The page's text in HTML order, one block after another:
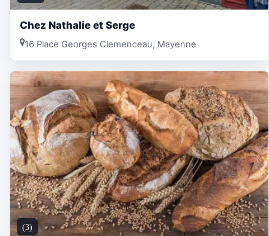
Chez Nathalie et Serge
16 Place Georges Clemenceau, Mayenne
(3)